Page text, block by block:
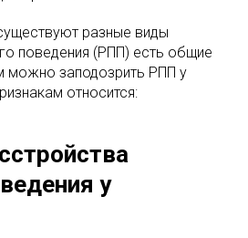
разные виды
поведения (РПП) есть общие
можно заподозрить РПП у
относится:
у